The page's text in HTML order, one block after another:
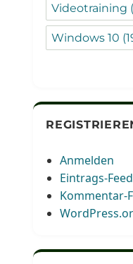
Videotraining
Windows 10
Anmelden
Eintrags-Feed
Kommentar-